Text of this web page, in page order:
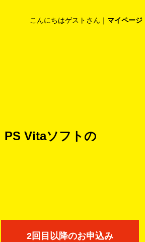
こんにちはゲストさん｜ マイページ
コラム マイページ 採用情報
PS Vitaソフトの
2回目以降のお申込み